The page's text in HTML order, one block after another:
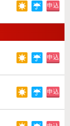
申込
申込
申込